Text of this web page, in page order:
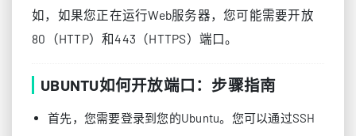
如，如果您正在运行Web服务器，您可能需要开放
80（HTTP）和443（HTTPS）端口。
UBUNTU如何开放端口：步骤指南
首先，您需要登录到您的Ubuntu。您可以通过SSH